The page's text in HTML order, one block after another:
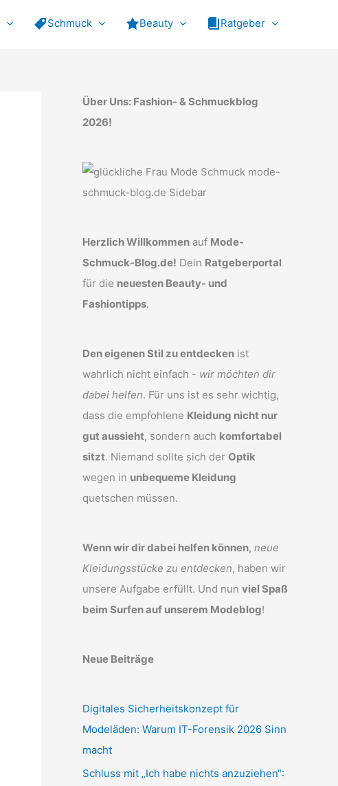
Schmuck Beauty Ratgeber
Über Uns: Fashion- & Schmuckblog
2026!
Herzlich Willkommen auf Mode-
Schmuck-Blog.de! Dein Ratgeberportal
für die neuesten Beauty- und
Fashiontipps.
Den eigenen Stil zu entdecken ist
wahrlich nicht einfach - wir möchten dir
dabei helfen. Für uns ist es sehr wichtig,
dass die empfohlene Kleidung nicht nur
gut aussieht, sondern auch komfortabel
sitzt. Niemand sollte sich der Optik
wegen in unbequeme Kleidung
quetschen müssen.
Wenn wir dir dabei helfen können, neue
Kleidungsstücke zu entdecken, haben wir
unsere Aufgabe erfüllt. Und nun viel Spaß
beim Surfen auf unserem Modeblog!
Neue Beiträge
Digitales Sicherheitskonzept für
Modeläden: Warum IT-Forensik 2026 Sinn
macht
Schluss mit „Ich habe nichts anzuziehen“: